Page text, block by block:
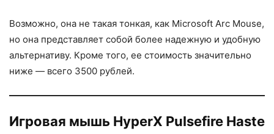
Возможно, она не такая тонкая, как Microsoft Arc Mouse,
но она представляет собой более надежную и удобную
альтернативу. Кроме того, ее стоимость значительно
ниже — всего 3500 рублей.
Игровая мышь HyperX Pulsefire Haste